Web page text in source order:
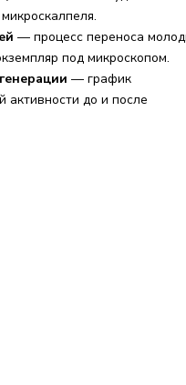
— процесс переноса
под микроскопом.
— график
активности до и после